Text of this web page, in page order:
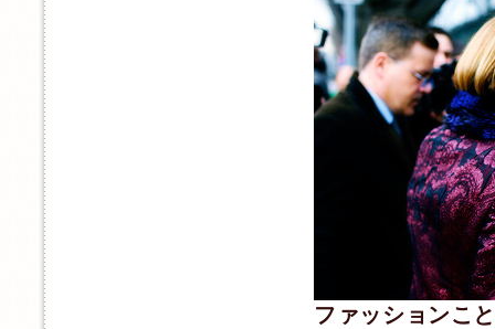
ファッションこ